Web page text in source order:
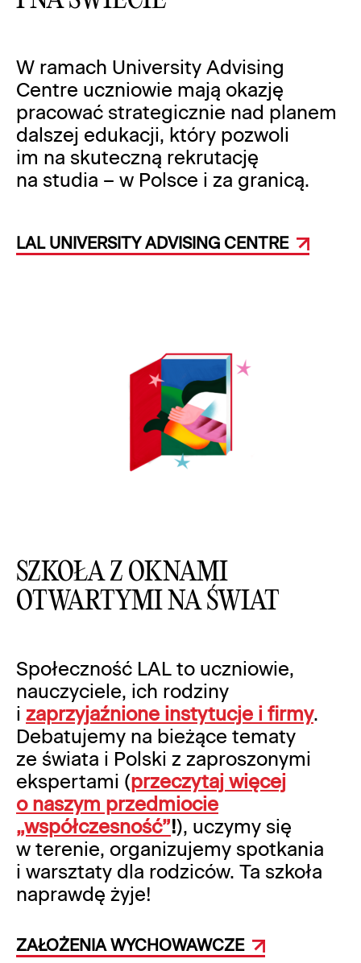
W ramach University Advising
Centre uczniowie mają okazję
pracować strategicznie nad planem
dalszej edukacji, który pozwoli
im na skuteczną rekrutację
na studia – w Polsce i za granicą.
LAL UNIVERSITY ADVISING CENTRE
SZKOŁA Z OKNAMI
OTWARTYMI NA ŚWIAT
Społeczność LAL to uczniowie,
nauczyciele, ich rodziny
i zaprzyjaźnione instytucje i firmy.
Debatujemy na bieżące tematy
ze świata i Polski z zaproszonymi
ekspertami (przeczytaj więcej
o naszym przedmiocie
„współczesność”!), uczymy się
w terenie, organizujemy spotkania
i warsztaty dla rodziców. Ta szkoła
naprawdę żyje!
ZAŁOŻENIA WYCHOWAWCZE